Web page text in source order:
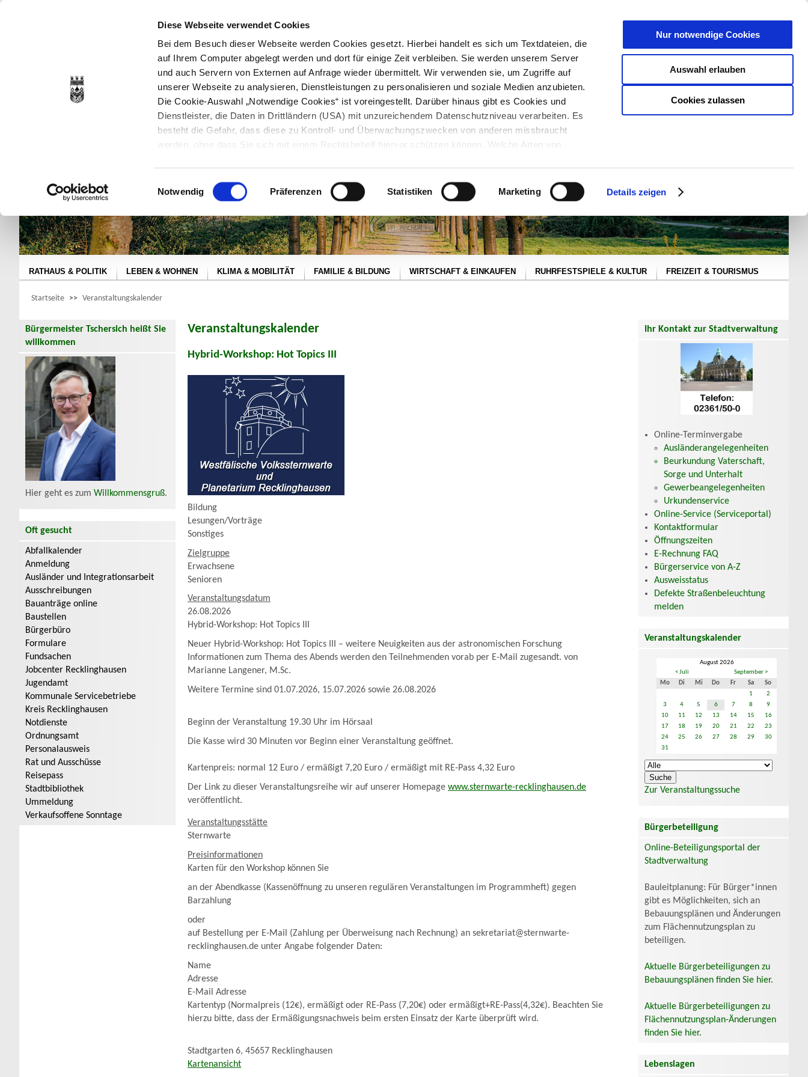
Diese Webseite verwendet Cookies
Bei dem Besuch dieser Webseite werden Cookies gesetzt. Hierbei handelt es sich um Textdateien, die
auf Ihrem Computer abgelegt werden und dort für einige Zeit verbleiben. Sie werden unserem Server
und auch Servern von Externen auf Anfrage wieder übermittelt. Wir verwenden sie, um Zugriffe auf
unserer Webseite zu analysieren, Dienstleistungen zu personalisieren und soziale Medien anzubieten.
Die Cookie-Auswahl „Notwendige Cookies“ ist voreingestellt. Darüber hinaus gibt es Cookies und
Dienstleister, die Daten in Drittländern (USA) mit unzureichendem Datenschutzniveau verarbeiten. Es
besteht die Gefahr, dass diese zu Kontroll- und Überwachungszwecken von anderen missbraucht
werden, ohne dass Sie sich mit einem Rechtsbehelf hiervor schützen können. Welche Arten von
Datenschutzerklärung
entnehmen. Die von Ihnen getroffene Auswahl der gewünschten Cookies kann
jederzeit mit Wirkung für die Zukunft angepasst oder
werden.
Einwilligungsauswahl
Notwendig Präferenzen Statistiken Marketing Details zeigen
Cookies zulassen
Auswahl erlauben
Nur notwendige Cookies
STARTSEITE
SCHRIFTGRÖßE:
RATHAUS & POLITIK LEBEN & WOHNEN KLIMA & MOBILITÄT FAMILIE & BILDUNG WIRTSCHAFT & EINKAUFEN RUHRFESTSPIELE & KULTUR FREIZEIT & TOURISMUS
Startseite >> Veranstaltungskalender
Bürgermeister Tschersich heißt Sie
willkommen
Hier geht es zum Willkommensgruß.
Oft gesucht
Abfallkalender
Anmeldung
Ausländer und Integrationsarbeit
Ausschreibungen
Bauanträge online
Baustellen
Bürgerbüro
Formulare
Fundsachen
Jobcenter Recklinghausen
Jugendamt
Kommunale Servicebetriebe
Kreis Recklinghausen
Notdienste
Ordnungsamt
Personalausweis
Rat und Ausschüsse
Reisepass
Stadtbibliothek
Ummeldung
Verkaufsoffene Sonntage
Veranstaltungskalender
Hybrid-Workshop: Hot Topics III
Bildung
Lesungen/Vorträge
Sonstiges
Zielgruppe
Erwachsene
Senioren
Veranstaltungsdatum
26.08.2026
Hybrid-Workshop: Hot Topics III
Neuer Hybrid-Workshop: Hot Topics III – weitere Neuigkeiten aus der astronomischen Forschung
Informationen zum Thema des Abends werden den Teilnehmenden vorab per E-Mail zugesandt. von
Marianne Langener, M.Sc.
Weitere Termine sind 01.07.2026, 15.07.2026 sowie 26.08.2026
Beginn der Veranstaltung 19.30 Uhr im Hörsaal
Die Kasse wird 30 Minuten vor Beginn einer Veranstaltung geöffnet.
Kartenpreis: normal 12 Euro / ermäßigt 7,20 Euro / ermäßigt mit RE-Pass 4,32 Euro
Der Link zu dieser Veranstaltungsreihe wir auf unserer Homepage www.sternwarte-recklinghausen.de
veröffentlicht.
Veranstaltungsstätte
Sternwarte
Preisinformationen
Karten für den Workshop können Sie
an der Abendkasse (Kassenöffnung zu unseren regulären Veranstaltungen im Programmheft) gegen
Barzahlung
oder
auf Bestellung per E-Mail (Zahlung per Überweisung nach Rechnung) an sekretariat@sternwarte-
recklinghausen.de unter Angabe folgender Daten:
Name
Adresse
E-Mail Adresse
Kartentyp (Normalpreis (12€), ermäßigt oder RE-Pass (7,20€) oder ermäßigt+RE-Pass(4,32€). Beachten Sie
hierzu bitte, dass der Ermäßigungsnachweis beim ersten Einsatz der Karte überprüft wird.
Stadtgarten 6, 45657 Recklinghausen
Kartenansicht
Ihr Kontakt zur Stadtverwaltung
Online-Terminvergabe
Ausländerangelegenheiten
Beurkundung Vaterschaft,
Sorge und Unterhalt
Gewerbeangelegenheiten
Urkundenservice
Online-Service (Serviceportal)
Kontaktformular
Öffnungszeiten
E-Rechnung FAQ
Bürgerservice von A-Z
Ausweisstatus
Defekte Straßenbeleuchtung
melden
Veranstaltungskalender
August 2026
< Juli
September >
Mo
Di Mi Do Fr Sa
So
1
2
3
4 5 6 7 8
9
10
11 12 13 14 15
16
17
18 19 20 21 22
23
24
25 26 27 28 29
30
31
Zur Veranstaltungssuche
Bürgerbeteiligung
Online-Beteiligungsportal der
Stadtverwaltung
Bauleitplanung: Für Bürger*innen
gibt es Möglichkeiten, sich an
Bebauungsplänen und Änderungen
zum Flächennutzungsplan zu
beteiligen.
Aktuelle Bürgerbeteiligungen zu
Bebauungsplänen finden Sie hier.
Aktuelle Bürgerbeteiligungen zu
Flächennutzungsplan-Änderungen
finden Sie hier.
Lebenslagen